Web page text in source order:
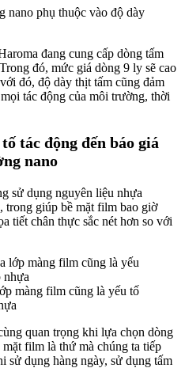
nano phụ thuộc vào độ dày
đang cung cấp dòng tấm
đó, mức giá dòng 9 ly sẽ cao
đó, độ dày thịt tấm cũng đảm
tác động của môi trường, thời
tác động đến báo giá
nano
sử dụng nguyên liệu nhựa
trong giúp bề mặt film bao giờ
tiết chân thực sắc nét hơn so với
màng film cũng là yếu tố
quan trọng khi lựa chọn dòng
film là thứ mà chúng ta tiếp
sử dụng hàng ngày, sử dụng tấm